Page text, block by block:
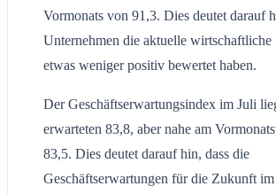
Vormonats von 91,3. Dies deutet darauf
Unternehmen die aktuelle wirtschaftliche
etwas weniger positiv bewertet haben.
Der Geschäftserwartungsindex im Juli
erwarteten 83,8, aber nahe am
83,5. Dies deutet darauf hin, dass die
Geschäftserwartungen für die Zukunft